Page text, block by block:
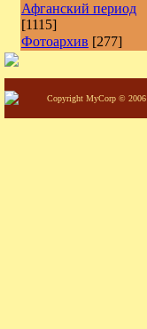
Афганский период
[1115]
Фотоархив [277]
Copyright MyCorp © 2006